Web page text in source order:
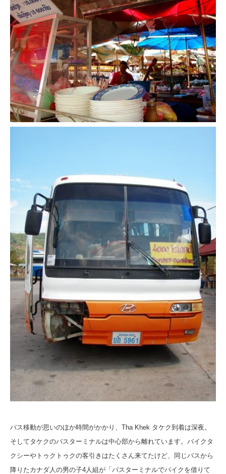
バス移動が思いのほか時間がかかり、Tha Khek タケク到着は深夜。
そしてタケクのバスターミナルは中心部から離れています。バイクタ
クシーやトゥクトゥクの客引きはたくさん来てたけど、同じバスから
降りたカナダ人の男の子4人組が「バスターミナルでバイクを借りて